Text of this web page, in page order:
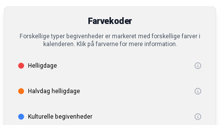
Farvekoder
Forskellige typer begivenheder er markeret med forskellige farver i
kalenderen. Klik på farverne for mere information.
Helligdage
Halvdag helligdage
Kulturelle begivenheder